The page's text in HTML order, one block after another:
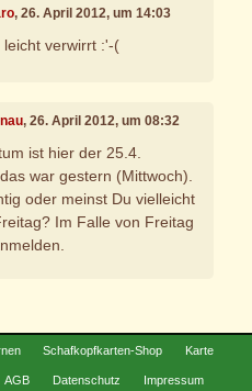
, 26. April 2012, um 14:03
leicht verwirrt :'-(
, 26. April 2012, um 08:32
ist hier der 25.4.
war gestern (Mittwoch).
oder meinst Du vielleicht
Im Falle von Freitag
Schafkopfkarten-Shop Karte
AGB Datenschutz Impressum